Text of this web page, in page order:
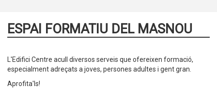
ESPAI FORMATIU DEL MASNOU
L'Edifici Centre acull diversos serveis que ofereixen formació,
especialment adreçats a joves, persones adultes i gent gran.
Aprofita'ls!